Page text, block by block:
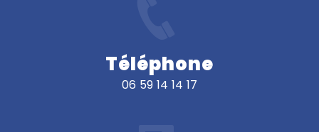
Téléphone
06 59 14 14 17